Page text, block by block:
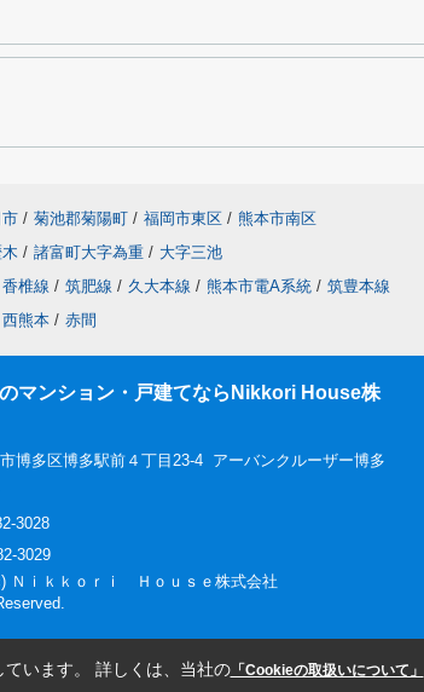
/ 菊池郡菊陽町 / 福岡市東区 / 熊本市南区
/ 諸富町大字為重 / 大字三池
香椎線 / 筑肥線 / 久大本線 / 熊本市電A系統 / 筑豊本線
西熊本 / 赤間
マンション・戸建てならNikkori House株
博多区博多駅前４丁目23-4 アーバンクルーザー博多
3028
3029
Ｎｉｋｋｏｒｉ Ｈｏｕｓｅ株式会社
います。 詳しくは、当社の「Cookieの取扱いについて」